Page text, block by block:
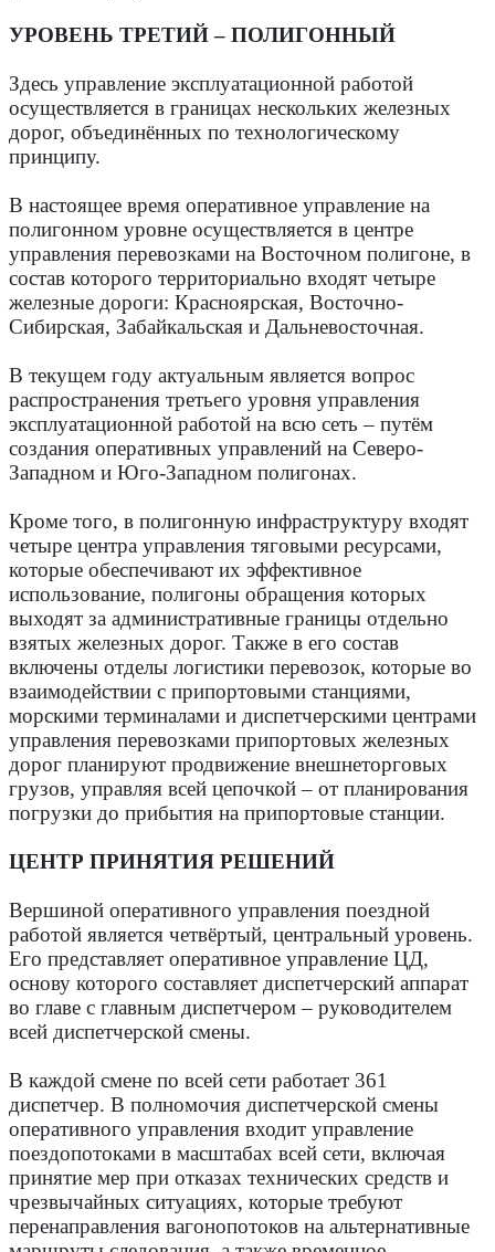
УРОВЕНЬ ТРЕТИЙ – ПОЛИГОННЫЙ
Здесь управление эксплуатационной работой
осуществляется в границах нескольких железных
дорог, объединённых по технологическому
принципу.
В настоящее время оперативное управление на
полигонном уровне осуществляется в центре
управления перевозками на Восточном полигоне, в
состав которого территориально входят четыре
железные дороги: Красноярская, Восточно-
Сибирская, Забайкальская и Дальневосточная.
В текущем году актуальным является вопрос
распространения третьего уровня управления
эксплуатационной работой на всю сеть – путём
создания оперативных управлений на Северо-
Западном и Юго-Западном полигонах.
Кроме того, в полигонную инфраструктуру входят
четыре центра управления тяговыми ресурсами,
которые обеспечивают их эффективное
использование, полигоны обращения которых
выходят за административные границы отдельно
взятых железных дорог. Также в его состав
включены отделы логистики перевозок, которые во
взаимодействии с припортовыми станциями,
морскими терминалами и диспетчерскими центрами
управления перевозками припортовых железных
дорог планируют продвижение внешнеторговых
грузов, управляя всей цепочкой – от планирования
погрузки до прибытия на припортовые станции.
ЦЕНТР ПРИНЯТИЯ РЕШЕНИЙ
Вершиной оперативного управления поездной
работой является четвёртый, центральный уровень.
Его представляет оперативное управление ЦД,
основу которого составляет диспетчерский аппарат
во главе с главным диспетчером – руководителем
всей диспетчерской смены.
В каждой смене по всей сети работает 361
диспетчер. В полномочия диспетчерской смены
оперативного управления входит управление
поездопотоками в масштабах всей сети, включая
принятие мер при отказах технических средств и
чрезвычайных ситуациях, которые требуют
перенаправления вагонопотоков на альтернативные